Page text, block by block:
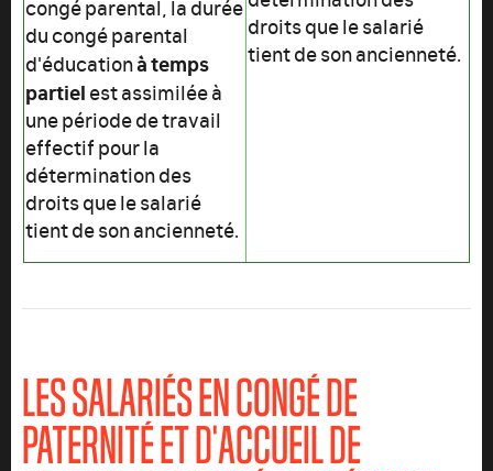
congé parental, la durée
du congé parental
d'éducationà temps
partielest assimilée à
une période de travail
effectif pour la
détermination des
droits que le salarié
tient de son ancienneté.
droits que le salarié
tient de son ancienneté.
LES SALARIÉS EN CONGÉ DE
PATERNITÉ ET D'ACCUEIL DE